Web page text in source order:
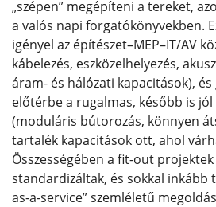
„szépen” megépíteni a tereket,
a valós napi forgatókönyvekben.
igényel az építészet–MEP–IT/AV
kábelezés, eszközelhelyezés,
áram- és hálózati kapacitások),
előtérbe a rugalmas, később is
(moduláris bútorozás, könnyen
tartalék kapacitások ott, ahol
Összességében a fit-out
standardizáltak, és sokkal inkább
as-a-service” szemléletű